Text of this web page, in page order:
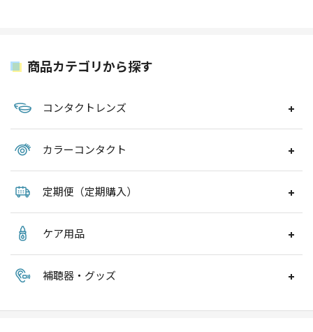
商品カテゴリから探す
コンタクトレンズ
カラーコンタクト
定期便（定期購入）
ケア用品
補聴器・グッズ